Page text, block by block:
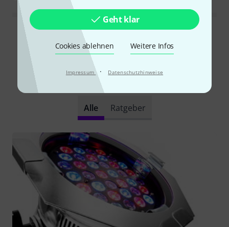
Geht klar
Cookies ablehnen Weitere Infos
Impressum · Datenschutzhinweise
Alle Bewertungen lesen
Schon gewusst?
Alle Ratgeber